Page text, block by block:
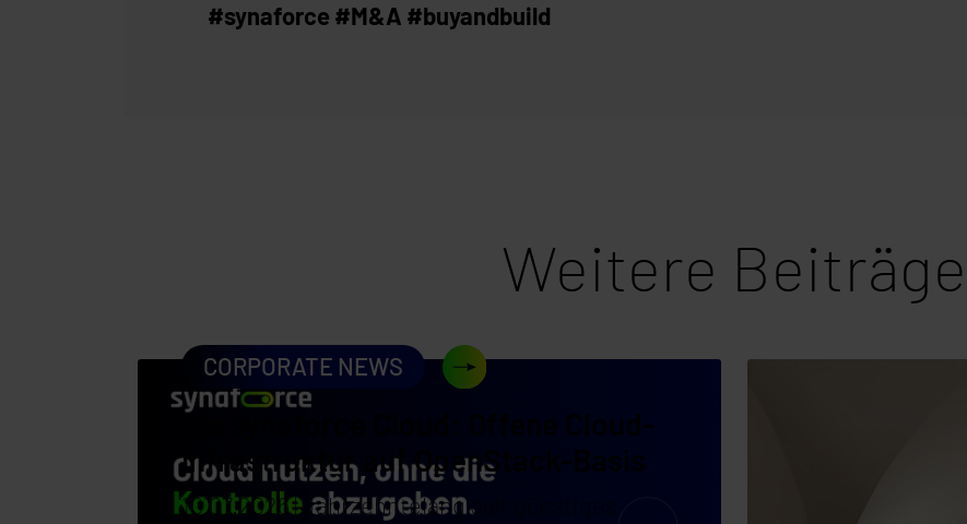
#synaforce #M&A #buyandbuild
Weitere Beiträge
CORPORATE NEWS
Die synaforce Cloud: Offene Cloud-
Infrastruktur auf OpenStack-Basis
10.07.2026 | Jahrzehntelang galt günstiges